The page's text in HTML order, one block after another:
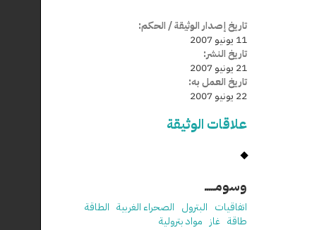
تاريخ إصدار الوثيقة / الحكم:
11 يونيو 2007
تاريخ النشر:
21 يونيو 2007
تاريخ العمل به:
22 يونيو 2007
علاقات الوثيقة
وسومـــــ
اتفاقيات البترول الصحراء الغربية الطاقة
طاقة غاز مواد بترولية